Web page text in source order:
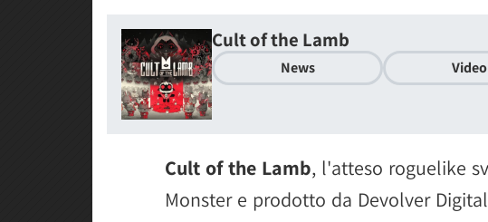
Cult of the Lamb
News Video
Cult of the Lamb, l'atteso roguelike
Monster e prodotto da Devolver